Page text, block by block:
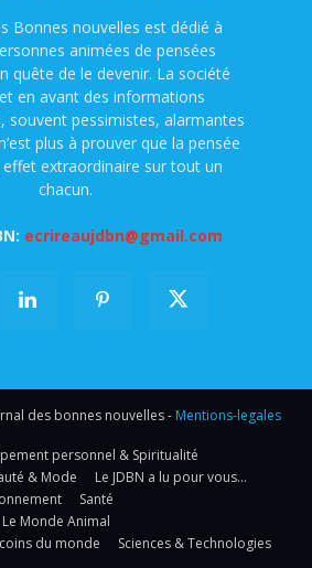
Bonnes nouvelles est dédié à
animées de pensées
quête de le devenir. La société
en avant des informations
souvent pessimistes, alarmantes
plus à prouver que la pensée
extraordinaire sur tout un
chacun.
ecrireaujdbn@gmail.com
des bonnes nouvelles - Mentions-legales
personnel & Spiritualité
& Mode
Le JDBN a lu pour vous…
Santé
Le Monde Animal
du monde
Sciences & Technologies